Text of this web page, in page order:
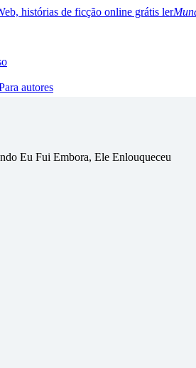
autores
Mafia Sistema Fantasía Urbano